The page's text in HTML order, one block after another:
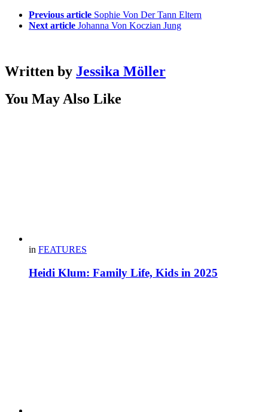
Previous article Sophie Von Der Tann Eltern
Next article Johanna Von Koczian Jung
Written by Jessika Möller
You May Also Like
in FEATURES
Heidi Klum: Family Life, Kids in 2025